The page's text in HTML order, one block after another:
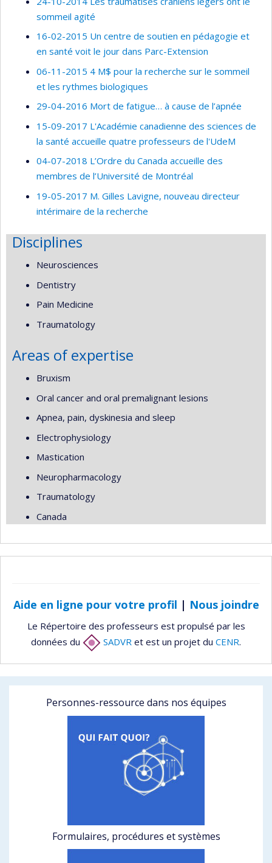
sommeil agité
16-02-2015 Un centre de soutien en pédagogie et
en santé voit le jour dans Parc-Extension
06-11-2015 4 M$ pour la recherche sur le sommeil
et les rythmes biologiques
29-04-2016 Mort de fatigue… à cause de l’apnée
15-09-2017 L'Académie canadienne des sciences de
la santé accueille quatre professeurs de l'UdeM
04-07-2018 L’Ordre du Canada accueille des
membres de l’Université de Montréal
19-05-2017 M. Gilles Lavigne, nouveau directeur
intérimaire de la recherche
Disciplines
Neurosciences
Dentistry
Pain Medicine
Traumatology
Areas of expertise
Bruxism
Oral cancer and oral premalignant lesions
Apnea, pain, dyskinesia and sleep
Electrophysiology
Mastication
Neuropharmacology
Traumatology
Canada
Aide en ligne pour votre profil | Nous joindre
Le Répertoire des professeurs est propulsé par les
données du
SADVR et est un projet du CENR.
Personnes-ressource dans nos équipes
Formulaires, procédures et systèmes